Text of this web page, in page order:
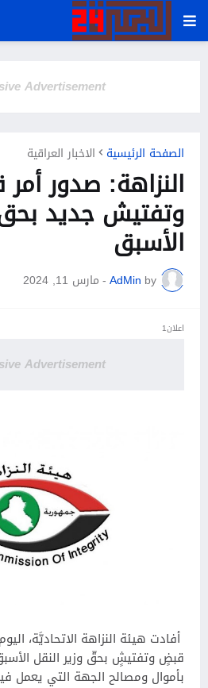
Advertisement
الصفحة الرئيسية الاخبار العراقية
النزاهة: صدور
وتفتيش جديد بحق
الأسبق
by
AdMin
-مارس 11, 2024
اعلان1
Advertisement
أفادت هيئة النزاهة الاتحاديَّة،
قبضٍ وتفتيشٍ بحقّ وزير النقل
بأموال ومصالح الجهة التي يعمل